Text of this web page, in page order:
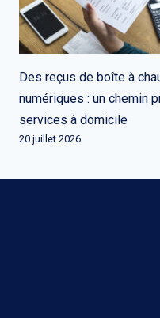
Des reçus de boîte à
numériques : un chemin
services à domicile
20 juillet 2026